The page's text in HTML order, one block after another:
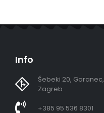
Info
Šebeki 20, Goranec,
Zagreb
+385 95 536 8301